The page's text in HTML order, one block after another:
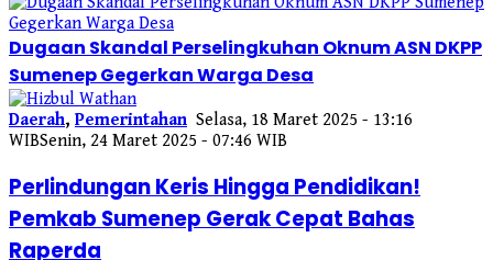
Dugaan Skandal Perselingkuhan Oknum ASN DKPP
Sumenep Gegerkan Warga Desa
Daerah, Pemerintahan Selasa, 18 Maret 2025 - 13:16
WIBSenin, 24 Maret 2025 - 07:46 WIB
Perlindungan Keris Hingga Pendidikan!
Pemkab Sumenep Gerak Cepat Bahas
Raperda